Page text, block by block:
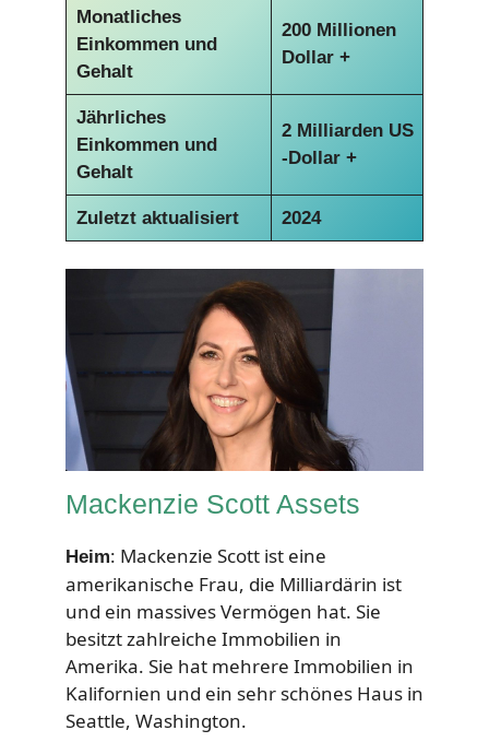
Monatliches
Einkommen und
Gehalt
200 Millionen
Dollar +
Jährliches
Einkommen und
Gehalt
2 Milliarden US
-Dollar +
Zuletzt aktualisiert 2024
Mackenzie Scott Assets
Heim: Mackenzie Scott ist eine
amerikanische Frau, die Milliardärin ist
und ein massives Vermögen hat. Sie
besitzt zahlreiche Immobilien in
Amerika. Sie hat mehrere Immobilien in
Kalifornien und ein sehr schönes Haus in
Seattle, Washington.